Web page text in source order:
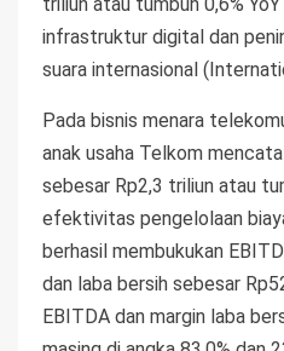
infrastruktur digital dan
suara internasional
Pada bisnis menara
anak usaha Telkom
sebesar Rp2,3 triliun atau
efektivitas pengelolaan
berhasil membukukan
dan laba bersih sebesar
EBITDA dan margin laba